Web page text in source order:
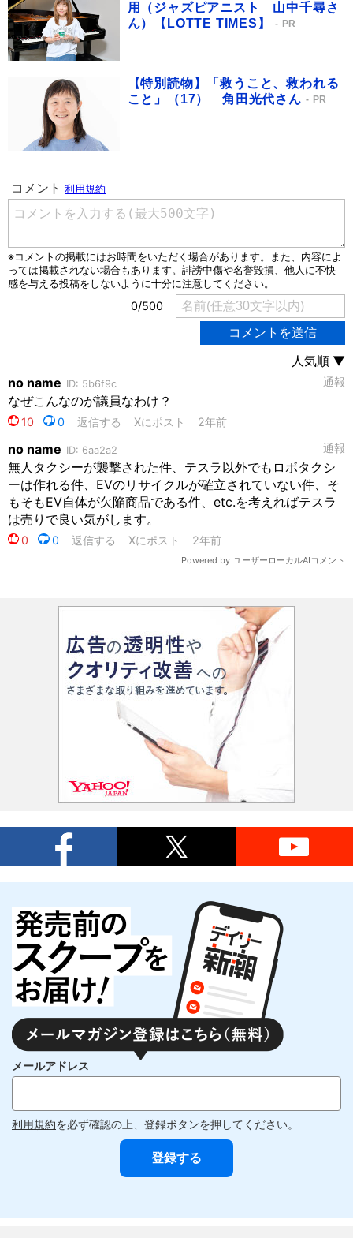
用（ジャズピアニスト 山中千尋さ
ん）【LOTTE TIMES】
PR
【特別読物】「救うこと、救われる
こと」（17） 角田光代さん
PR
メールアドレス
利用規約を必ず確認の上、登録ボタンを押してください。